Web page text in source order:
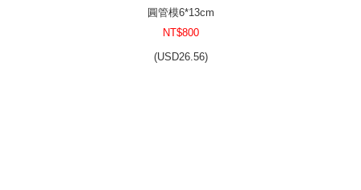
圓管模6*13cm
NT$800
(USD26.56)